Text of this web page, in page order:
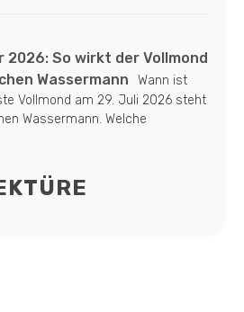
2026: So wirkt der Vollmond
Wassermann
Wann ist
Vollmond am 29. Juli 2026 steht
Wassermann. Welche